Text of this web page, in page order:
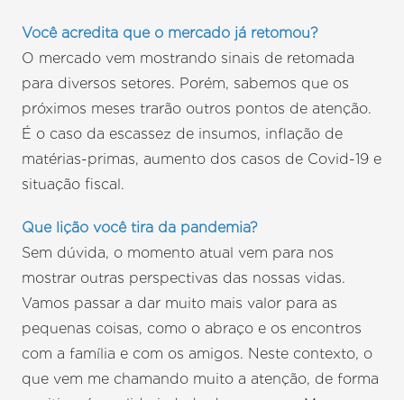
Você acredita que o mercado já retomou?
O mercado vem mostrando sinais de retomada
para diversos setores. Porém, sabemos que os
próximos meses trarão outros pontos de atenção.
É o caso da escassez de insumos, inflação de
matérias-primas, aumento dos casos de Covid-19 e
situação fiscal.
Que lição você tira da pandemia?
Sem dúvida, o momento atual vem para nos
mostrar outras perspectivas das nossas vidas.
Vamos passar a dar muito mais valor para as
pequenas coisas, como o abraço e os encontros
com a família e com os amigos. Neste contexto, o
que vem me chamando muito a atenção, de forma